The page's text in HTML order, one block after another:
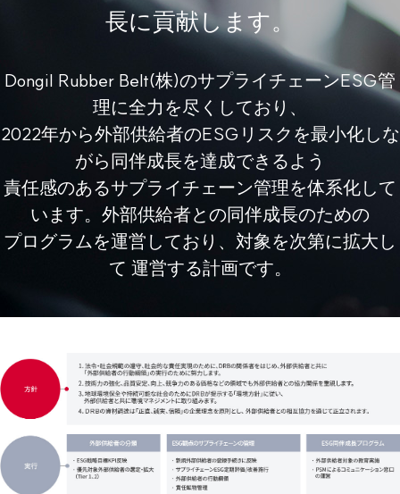
長に貢献します。
Dongil Rubber Belt(株)のサプライチェーンESG管
理に全力を尽くしており、
2022年から外部供給者のESGリスクを最小化しな
がら同伴成長を達成できるよう
責任感のあるサプライチェーン管理を体系化して
います。外部供給者との同伴成長のための
プログラムを運営しており、対象を次第に拡大し
て 運営する計画です。